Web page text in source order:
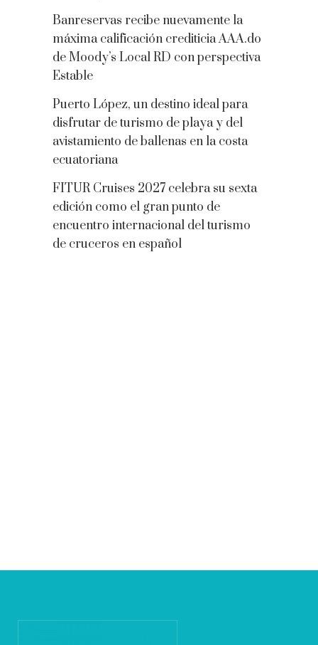
Banreservas recibe nuevamente la
máxima calificación crediticia AAA.do
de Moody’s Local RD con perspectiva
Estable
Puerto López, un destino ideal para
disfrutar de turismo de playa y del
avistamiento de ballenas en la costa
ecuatoriana
FITUR Cruises 2027 celebra su sexta
edición como el gran punto de
encuentro internacional del turismo
de cruceros en español